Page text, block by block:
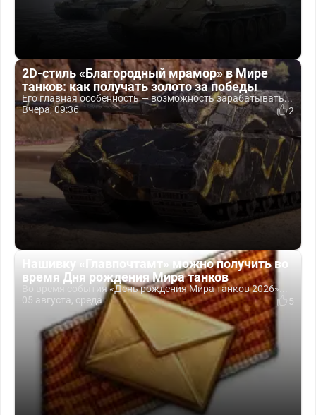
2D-стиль «Благородный мрамор» в Мире
танков: как получать золото за победы
Его главная особенность — возможность зарабатывать...
Вчера, 09:36
2
Нашивку «Главпочтамт» можно получить во
время Дня рождения Мира танков
Во время события «День рождения Мира танков 2026»...
05 августа, среда
5